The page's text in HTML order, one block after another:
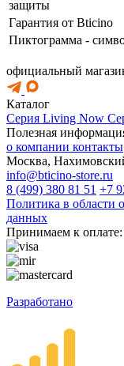
защиты
Гарантия от Bticino
Пиктограмма -
официальный
Каталог
Серия Living Now
Полезная
о компании контакты
Москва,
info@bticino-store.ru
8 (499) 380 81 51 +7
Политика в области
данных
Принимаем к оплате:
Разработано